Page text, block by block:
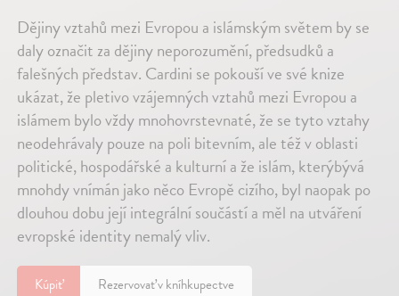
Dějiny vztahů mezi Evropou a islámským světem by se
daly označit za dějiny neporozumění, předsudků a
falešných představ. Cardini se pokouší ve své knize
ukázat, že pletivo vzájemných vztahů mezi Evropou a
islámem bylo vždy mnohovrstevnaté, že se tyto vztahy
neodehrávaly pouze na poli bitevním, ale též v oblasti
politické, hospodářské a kulturní a že islám, kterýbývá
mnohdy vnímán jako něco Evropě cizího, byl naopak po
dlouhou dobu její integrální součástí a měl na utváření
evropské identity nemalý vliv.
Kúpiť Rezervovať v kníhkupectve